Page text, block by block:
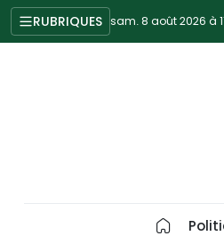
RUBRIQUES sam. 8 août 2026 à